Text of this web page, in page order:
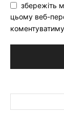
збережіть
цьому веб-